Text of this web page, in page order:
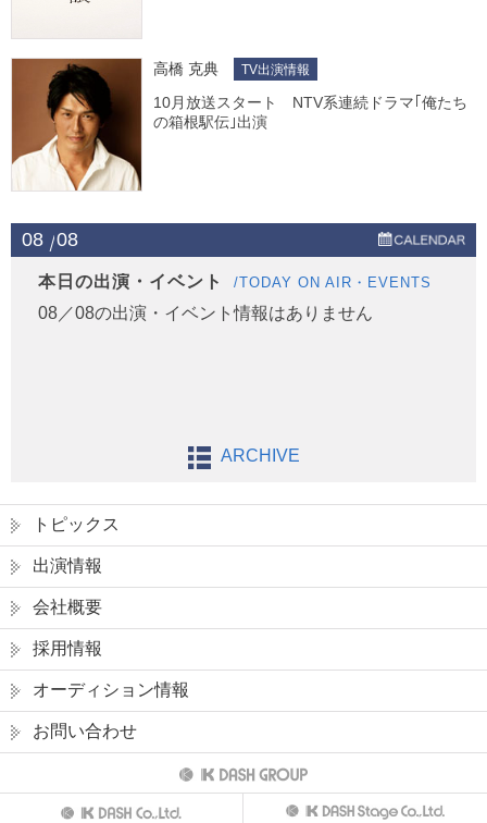
高橋 克典 TV出演情報
10月放送スタート NTV系連続ドラマ｢俺たち
の箱根駅伝｣出演
08 08
本日の出演・イベント /TODAY ON AIR・EVENTS
08／08の出演・イベント情報はありません
ARCHIVE
トピックス
出演情報
会社概要
採用情報
オーディション情報
お問い合わせ